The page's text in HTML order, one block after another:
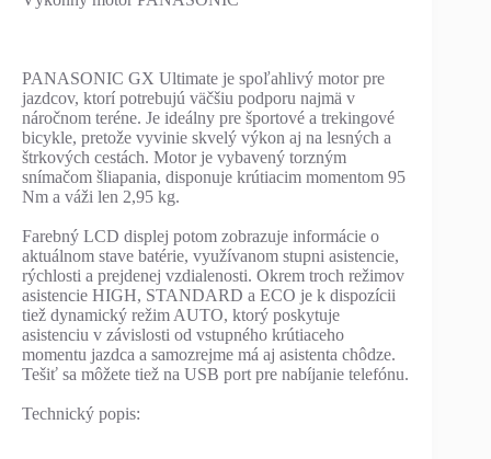
PANASONIC GX Ultimate je spoľahlivý motor pre
jazdcov, ktorí potrebujú väčšiu podporu najmä v
náročnom teréne. Je ideálny pre športové a trekingové
bicykle, pretože vyvinie skvelý výkon aj na lesných a
štrkových cestách. Motor je vybavený torzným
snímačom šliapania, disponuje krútiacim momentom 95
Nm a váži len 2,95 kg.
Farebný LCD displej potom zobrazuje informácie o
aktuálnom stave batérie, využívanom stupni asistencie,
rýchlosti a prejdenej vzdialenosti. Okrem troch režimov
asistencie HIGH, STANDARD a ECO je k dispozícii
tiež dynamický režim AUTO, ktorý poskytuje
asistenciu v závislosti od vstupného krútiaceho
momentu jazdca a samozrejme má aj asistenta chôdze.
Tešiť sa môžete tiež na USB port pre nabíjanie telefónu.
Technický popis: